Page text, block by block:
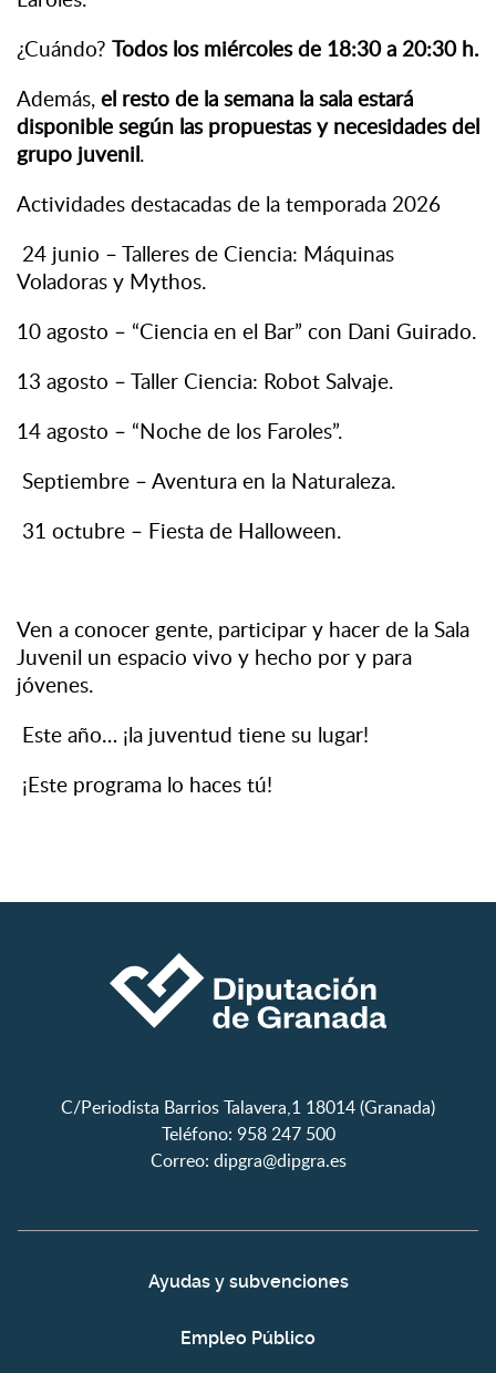
¿Cuándo? Todos los miércoles de 18:30 a 20:30 h.
Además, el resto de la semana la sala estará
disponible según las propuestas y necesidades del
grupo juvenil.
Actividades destacadas de la temporada 2026
24 junio – Talleres de Ciencia: Máquinas
Voladoras y Mythos.
10 agosto – “Ciencia en el Bar” con Dani Guirado.
13 agosto – Taller Ciencia: Robot Salvaje.
14 agosto – “Noche de los Faroles”.
Septiembre – Aventura en la Naturaleza.
31 octubre – Fiesta de Halloween.
Ven a conocer gente, participar y hacer de la Sala
Juvenil un espacio vivo y hecho por y para
jóvenes.
Este año… ¡la juventud tiene su lugar!
¡Este programa lo haces tú!
C/Periodista Barrios Talavera,1 18014 (Granada)
Teléfono: 958 247 500
Correo: dipgra@dipgra.es
Ayudas y subvenciones
Empleo Público